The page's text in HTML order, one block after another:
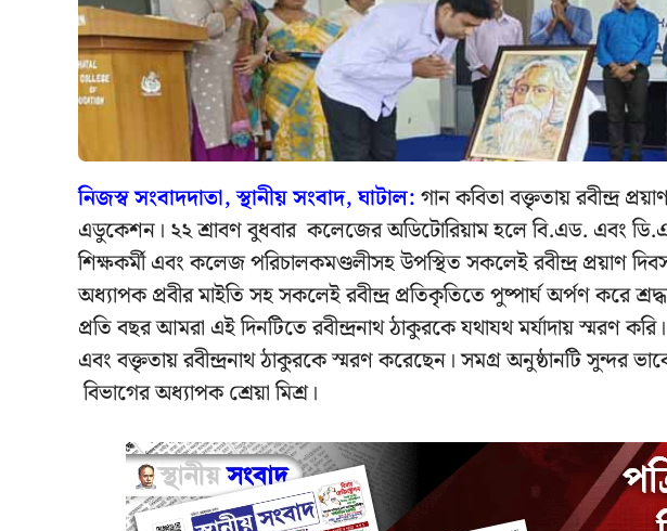
নিজস্ব সংবাদদাতা, স্থানীয় সংবাদ, ঘাটাল:গান কবিতা বক্তৃতায় রবীন্দ্র
এডুকেশন। ২২ শ্রাবণ বুধবার কলেজের অডিটোরিয়াম হলে বি.এড. এবং
শিক্ষকর্মী এবং কলেজ পরিচালকমণ্ডলীসহ উপস্থিত সকলেই রবীন্দ্র প্রয়াণ
অধ্যাপক প্রবীর মাইতি সহ সকলেই রবীন্দ্র প্রতিকৃতিতে পুষ্পার্ঘ অর্পণ করে
প্রতি বছর আমরা এই দিনটিতে রবীন্দ্রনাথ ঠাকুরকে যথাযথ মর্যাদায় স্মরণ
এবং বক্তৃতায় রবীন্দ্রনাথ ঠাকুরকে স্মরণ করেছেন। সমগ্র অনুষ্ঠানটি সুন্দর
বিভাগের অধ্যাপক শ্রেয়া মিশ্র।